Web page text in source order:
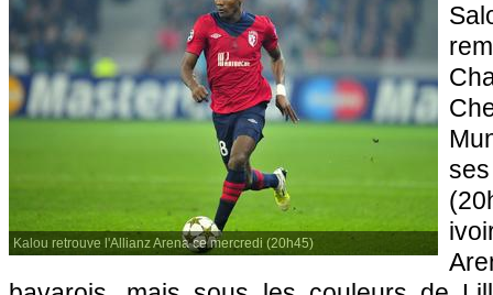
Kalou retrouve l'Allianz Arena ce mercredi (20h45)